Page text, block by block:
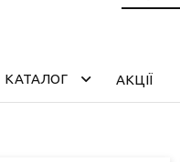
КАТАЛОГ АКЦІЇ